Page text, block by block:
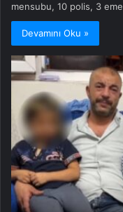
mensubu, 10 polis, 3
Devamını Oku »